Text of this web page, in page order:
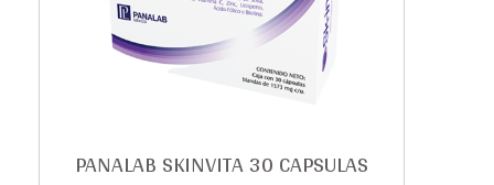
PANALAB SKINVITA 30 CAPSULAS